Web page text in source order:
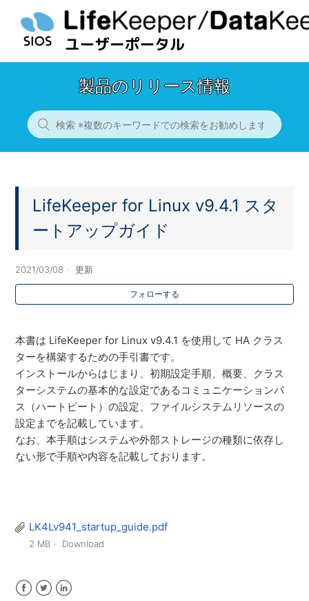
製品のリリース情報
LifeKeeper for Linux v9.4.1 スタ
ートアップガイド
2021/03/08 更新
フォローする
本書は LifeKeeper for Linux v9.4.1 を使用して HA クラス
ターを構築するための手引書です。
インストールからはじまり、初期設定手順、概要、 クラス
ターシステムの基本的な設定であるコミュニケーションパ
ス （ハートビート）の設定、 ファイルシステムリソースの
設定までを記載しています。
なお、本手順はシステムや外部ストレージの種類に依存し
ない形で手順や内容を記載しております。
LK4Lv941_startup_guide.pdf
2 MB Download